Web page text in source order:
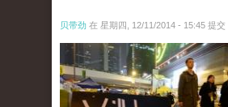
贝带劲 在 星期四, 12/11/2014 - 15:45 提交
reporters_18475535.jpg